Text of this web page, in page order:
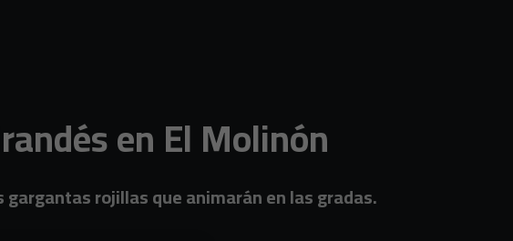
en El Molinón
rojillas que animarán en las gradas.